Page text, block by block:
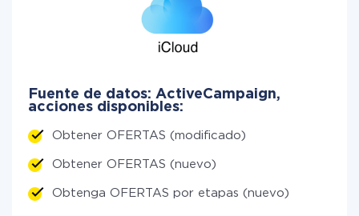
Fuente de datos: ActiveCampaign,
acciones disponibles:
Obtener OFERTAS (modificado)
Obtener OFERTAS (nuevo)
Obtenga OFERTAS por etapas (nuevo)